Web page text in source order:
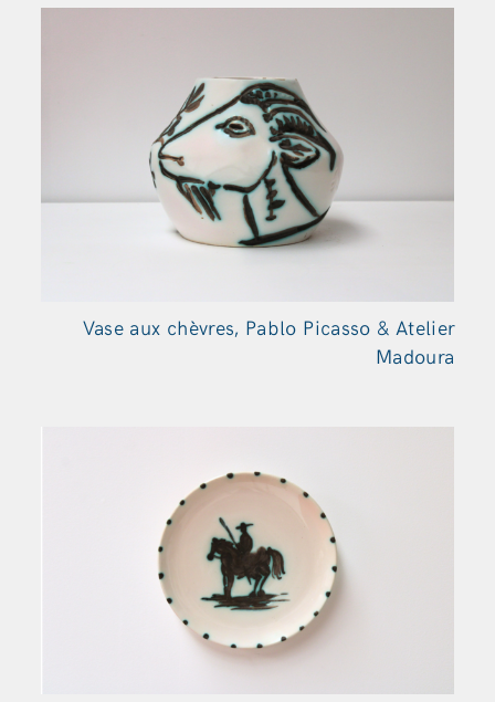
Vase aux chèvres, Pablo Picasso & Atelier
Madoura